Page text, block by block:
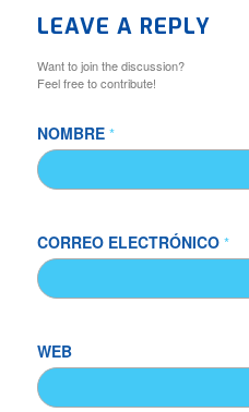
LEAVE A REPLY
Want to join the discussion?
Feel free to contribute!
NOMBRE *
CORREO ELECTRÓNICO *
WEB